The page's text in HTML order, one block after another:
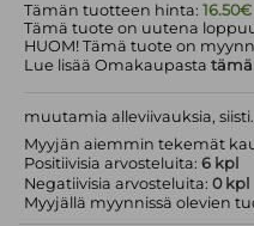
Tämän tuotteen hinta:16.50€
Tämä tuote on uutena
HUOM! Tämä tuote on
Lue lisää Omakaupasta
muutamia alleviivauksia, siisti.
Myyjän aiemmin tekemät
Positiivisia arvosteluita:6 kpl
Negatiivisia arvosteluita:0 kpl
Myyjällä myynnissä olevien